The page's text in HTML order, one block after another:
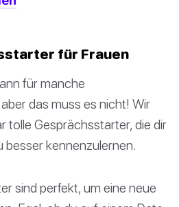
für Frauen
für manche
das muss es nicht! Wir
tolle Gesprächsstarter, die dir
besser kennenzulernen.
sind perfekt, um eine neue